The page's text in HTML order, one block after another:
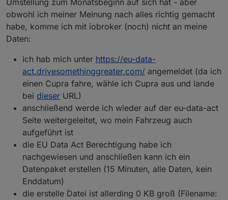
Umstellung zum Monatsbeginn auf sich hat - aber
obwohl ich meiner Meinung nach alles richtig gemacht
habe, komme ich mit iobroker (noch) nicht an meine
Daten:
ich hab mich unter https://eu-data-
act.drivesomethinggreater.com/ angemeldet (da ich
einen Cupra fahre, wähle ich Cupra aus und lande
bei dieser URL)
anschließend werde ich wieder auf der eu-data-act
Seite weitergeleitet, wo mein Fahrzeug auch
aufgeführt ist
die EU Data Act Berechtigung habe ich
nachgewiesen und anschließen kann ich ein
Datenpaket erstellen (15 Minuten, alle Daten, kein
Enddatum)
die erstelle Datei ist allerding 0 KB groß (Filename: